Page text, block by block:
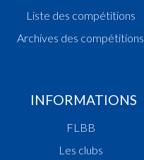
Liste des compétitions
Archives des compétitions
INFORMATIONS
FLBB
Les clubs